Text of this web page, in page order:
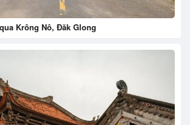
Krông Nô, Đăk Glong